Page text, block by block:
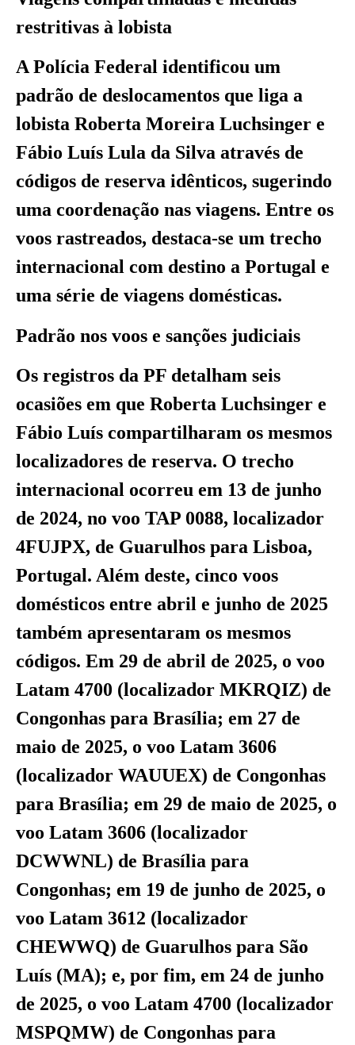
restritivas à lobista
A Polícia Federal identificou um
padrão de deslocamentos que liga a
lobista Roberta Moreira Luchsinger e
Fábio Luís Lula da Silva através de
códigos de reserva idênticos, sugerindo
uma coordenação nas viagens. Entre os
voos rastreados, destaca-se um trecho
internacional com destino a Portugal e
uma série de viagens domésticas.
Padrão nos voos e sanções judiciais
Os registros da PF detalham seis
ocasiões em que Roberta Luchsinger e
Fábio Luís compartilharam os mesmos
localizadores de reserva. O trecho
internacional ocorreu em 13 de junho
de 2024, no voo TAP 0088, localizador
4FUJPX, de Guarulhos para Lisboa,
Portugal. Além deste, cinco voos
domésticos entre abril e junho de 2025
também apresentaram os mesmos
códigos. Em 29 de abril de 2025, o voo
Latam 4700 (localizador MKRQIZ) de
Congonhas para Brasília; em 27 de
maio de 2025, o voo Latam 3606
(localizador WAUUEX) de Congonhas
para Brasília; em 29 de maio de 2025, o
voo Latam 3606 (localizador
DCWWNL) de Brasília para
Congonhas; em 19 de junho de 2025, o
voo Latam 3612 (localizador
CHEWWQ) de Guarulhos para São
Luís (MA); e, por fim, em 24 de junho
de 2025, o voo Latam 4700 (localizador
MSPQMW) de Congonhas para